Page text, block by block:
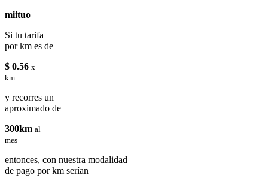
miituo
Si tu tarifa
por km es de
$ 0.56 x
km
y recorres un
aproximado de
300km al
mes
entonces, con nuestra modalidad
de pago por km serían